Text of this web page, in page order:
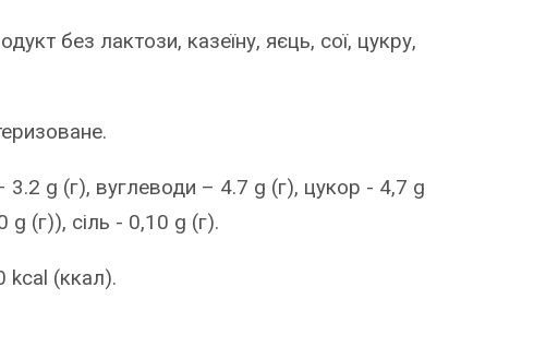
без лактози, казеїну, яєць, сої, цукру,
3.2 g (г), вуглеводи – 4.7 g (г), цукор - 4,7 g
g (г)), сіль - 0,10 g (г).
kcal (ккал).